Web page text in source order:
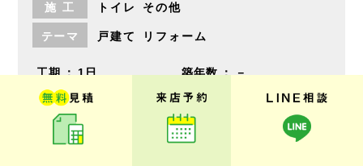
施工 トイレ その他
テーマ 戸建て リフォーム
工期 1日 築年数 －
投稿日 2026.06